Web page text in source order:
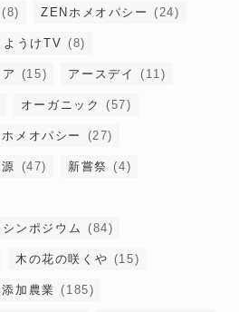
(8) ZENホメオパシー (24)
ようけTV (8)
(15) アースデイ (11)
オーガニック (57)
ホメオパシー (27)
(47) 新嘗祭 (4)
ンポジウム (84)
木の花の咲くや (15)
加農業 (185)